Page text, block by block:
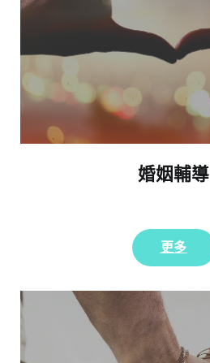
婚姻輔導
更多